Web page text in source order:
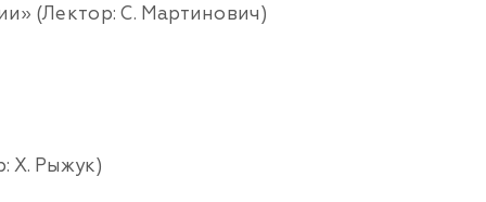
(Лектор: С. Мартинович)
Х. Рыжук)